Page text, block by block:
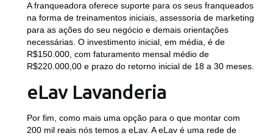
A franqueadora oferece suporte para os seus franqueados
na forma de treinamentos iniciais, assessoria de marketing
para as ações do seu negócio e demais orientações
necessárias. O investimento inicial, em média, é de
R$150.000, com faturamento mensal médio de
R$220.000,00e prazo do retorno inicial de 18 a 30 meses.
eLav Lavanderia
Por fim, como mais uma opção para o que montar com
200 mil reais nós temos a eLav. A eLav é uma rede de